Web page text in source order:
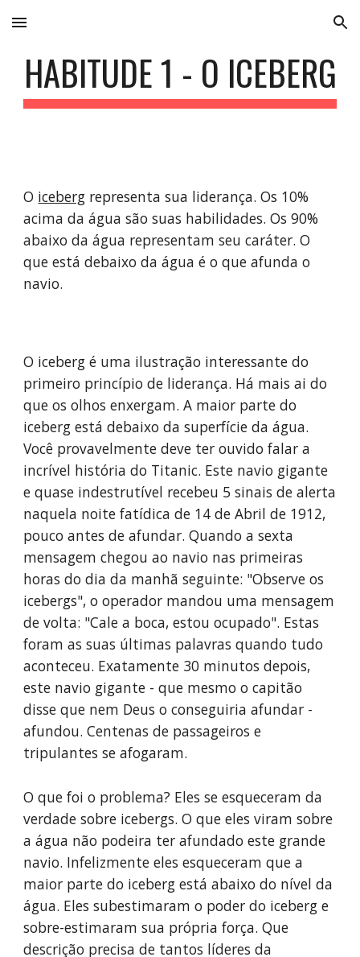
Skip to main content Skip to navigation
HABITUDE 1 - O ICEBERG
O iceberg representa sua liderança. Os 10%
acima da água são suas habilidades. Os 90%
abaixo da água representam seu caráter. O
que está debaixo da água é o que afunda o
navio.
O iceberg é uma ilustração interessante do
primeiro princípio de liderança. Há mais ai do
que os olhos enxergam. A maior parte do
iceberg está debaixo da superfície da água.
Você provavelmente deve ter ouvido falar a
incrível história do Titanic. Este navio gigante
e quase indestrutível recebeu 5 sinais de alerta
naquela noite fatídica de 14 de Abril de 1912,
pouco antes de afundar. Quando a sexta
mensagem chegou ao navio nas primeiras
horas do dia da manhã seguinte: "Observe os
icebergs", o operador mandou uma mensagem
de volta: "Cale a boca, estou ocupado". Estas
foram as suas últimas palavras quando tudo
aconteceu. Exatamente 30 minutos depois,
este navio gigante - que mesmo o capitão
disse que nem Deus o conseguiria afundar -
afundou. Centenas de passageiros e
tripulantes se afogaram.
O que foi o problema? Eles se esqueceram da
verdade sobre icebergs. O que eles viram sobre
a água não podeira ter afundado este grande
navio. Infelizmente eles esqueceram que a
maior parte do iceberg está abaixo do nível da
água. Eles subestimaram o poder do iceberg e
sobre-estimaram sua própria força. Que
descrição precisa de tantos líderes da